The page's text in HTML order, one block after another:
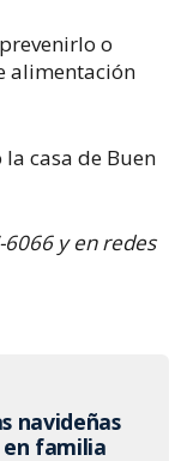
o
alimentación
casa de Buen
y en redes
navideñas
familia